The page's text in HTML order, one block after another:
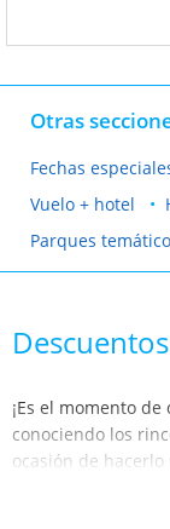
Otras
Fechas
Vuelo + hotel
Parques
¡Es el momento
conociendo los
ocasión de
ofertas